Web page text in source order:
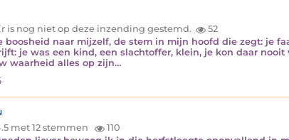
is nog niet op deze inzending gestemd.
52
boosheid naar mijzelf, de stem in mijn hoofd die zegt: je
je was een kind, een slachtoffer, klein, je kon daar
waarheid alles op zijn…
met 12 stemmen
110